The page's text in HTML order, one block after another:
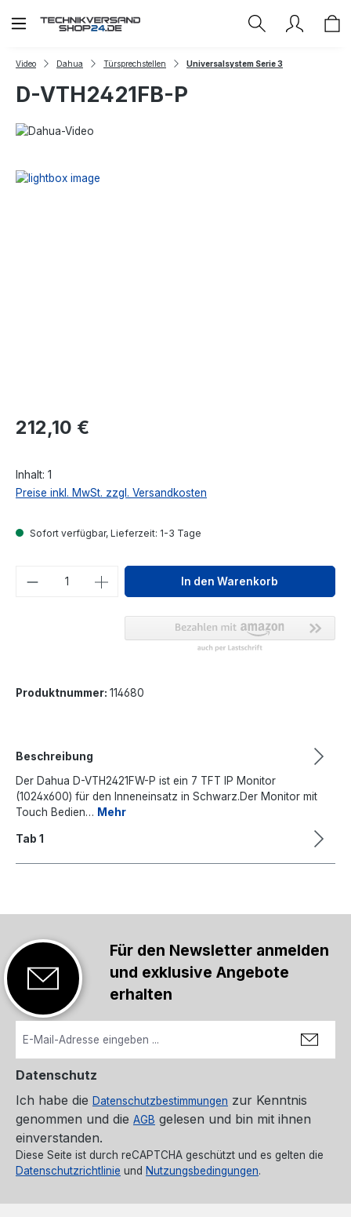
Zum Hauptinhalt springen
Video Dahua Türsprechstellen Universalsystem Serie 3
D-VTH2421FB-P
Regulärer Preis:
212,10 €
Inhalt: 1
Preise inkl. MwSt. zzgl. Versandkosten
Sofort verfügbar, Lieferzeit: 1-3 Tage
Produkt Anzahl: Gib denIn den Warenkorb
Produktnummer: 114680
Beschreibung
Der Dahua D-VTH2421FW-P ist ein 7 TFT IP Monitor
(1024x600) für den Inneneinsatz in Schwarz.Der Monitor mit
Touch Bedien… Mehr
Tab 1
Für den Newsletter anmelden
und exklusive Angebote
erhalten
Datenschutz
Ich habe die Datenschutzbestimmungen zur Kenntnis
genommen und die AGB gelesen und bin mit ihnen
einverstanden.
Diese Seite ist durch reCAPTCHA geschützt und es gelten die
Datenschutzrichtlinie und Nutzungsbedingungen.